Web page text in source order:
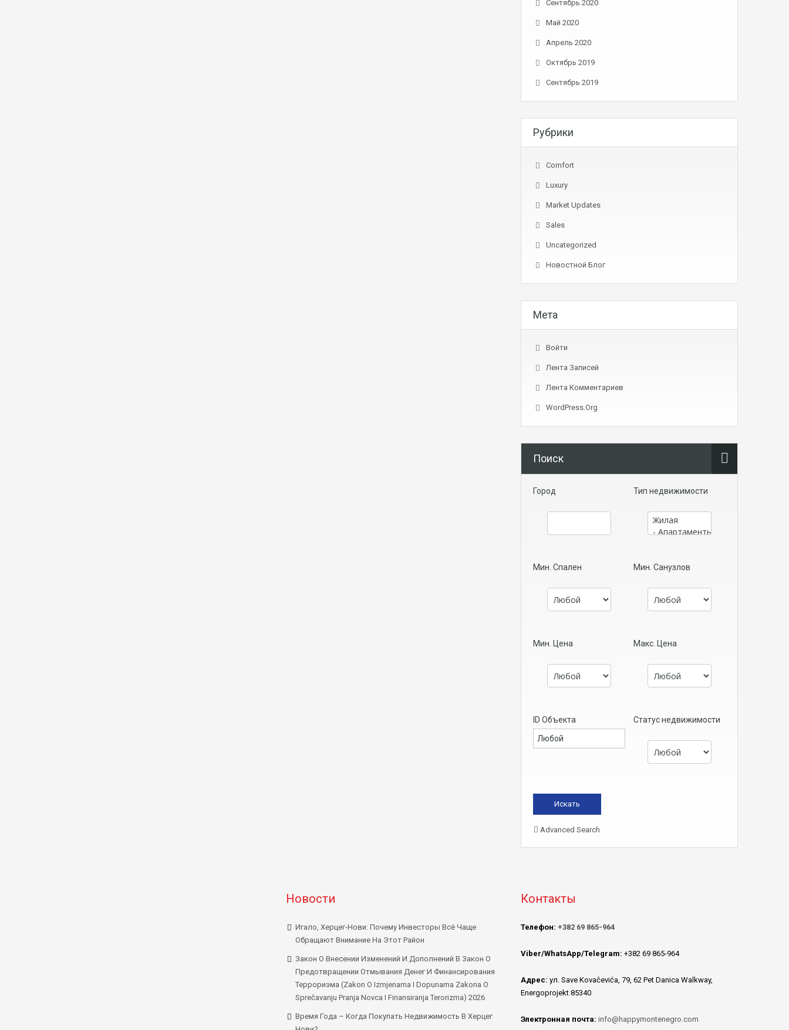
Сентябрь 2020
Май 2020
Апрель 2020
Октябрь 2019
Сентябрь 2019
Рубрики
Comfort
Luxury
Market Updates
Sales
Uncategorized
Новостной Блог
Мета
Войти
Лента Записей
Лента Комментариев
WordPress.org
Поиск
Город Тип недвижимости
Мин. Спален Мин. Санузлов
Мин. Цена Макс. Цена
ID Объекта Статус недвижимости
Advanced Search
Новости
Игало, Херцег-Нови: Почему Инвесторы Всё Чаще
Обращают Внимание На Этот Район
Закон О Внесении Изменений И Дополнений В Закон О
Предотвращении Отмывания Денег И Финансирования
Терроризма (Zakon O Izmjenama I Dopunama Zakona O
Sprečavanju Pranja Novca I Finansiranja Terorizma) 2026
Время Года – Когда Покупать Недвижимость В Херцег
Контакты
Телефон: +382 69 865-964
Viber/WhatsApp/Telegram: +382 69 865-964
Адрес: ул. Save Kovačevića, 79, 62 Pet Danica Walkway,
Energoprojekt 85340
Электронная почта: info@happymontenegro.com